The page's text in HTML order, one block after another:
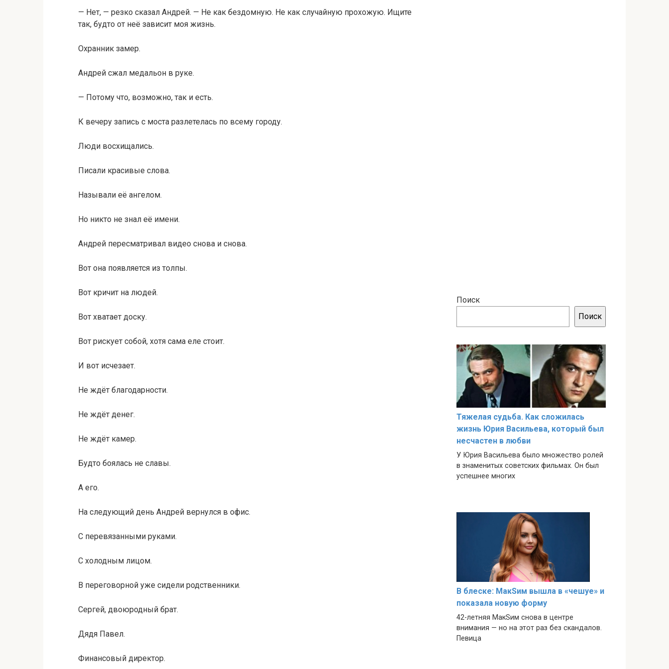
— Нет, — резко сказал Андрей. — Не как бездомную. Не как случайную прохожую. Ищите
так, будто от неё зависит моя жизнь.
Охранник замер.
Андрей сжал медальон в руке.
— Потому что, возможно, так и есть.
К вечеру запись с моста разлетелась по всему городу.
Люди восхищались.
Писали красивые слова.
Называли её ангелом.
Но никто не знал её имени.
Андрей пересматривал видео снова и снова.
Вот она появляется из толпы.
Вот кричит на людей.
Вот хватает доску.
Вот рискует собой, хотя сама еле стоит.
И вот исчезает.
Не ждёт благодарности.
Не ждёт денег.
Не ждёт камер.
Будто боялась не славы.
А его.
На следующий день Андрей вернулся в офис.
С перевязанными руками.
С холодным лицом.
В переговорной уже сидели родственники.
Сергей, двоюродный брат.
Дядя Павел.
Финансовый директор.
Поиск
Поиск
Тяжелая судьба. Как сложилась
жизнь Юрия Васильева, который был
несчастен в любви
У Юрия Васильева было множество ролей
в знаменитых советских фильмах. Он был
успешнее многих
В блеске: МакSим вышла в «чешуе» и
показала новую форму
42-летняя МакSим снова в центре
внимания — но на этот раз без скандалов.
Певица